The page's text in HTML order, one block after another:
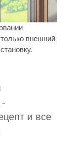
внешний
и все